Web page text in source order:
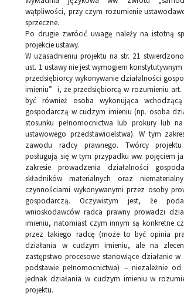
wątpliwości, przy czym rozumienie
sprzeczne.
Po drugie zwrócić uwagę należy na istotną
projekcie ustawy.
W uzasadnieniu projektu na str. 21
ust. 1 ustawy nie jest wymogiem
przedsiębiorcy wykonywanie działalności
imieniu” i, że przedsiębiorcą w rozumieniu art.
być również osoba wykonująca
gospodarczą w cudzym imieniu (np. osoba
stosunku pełnomocnictwa lub prokury lub
ustawowego przedstawicielstwa). W tym
zawodu radcy prawnego. Twórcy
posługują się w tym przypadku ww. pojęciem
zakresie prowadzenia działalności
składników materialnych oraz
czynnościami wykonywanymi przez osoby
gospodarczą. Oczywistym jest, że
wnioskodawców radca prawny prowadzi
imieniu, natomiast czym innym są konkretne
przez takiego radcę (może to być opinia
działania w cudzym imieniu, ale na
zastępstwo procesowe stanowiące działanie
podstawie pełnomocnictwa) – niezależnie
jednak działania w cudzym imieniu w
projektu.